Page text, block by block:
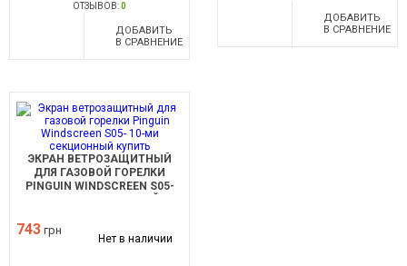
ОТЗЫВОВ:0
ДОБАВИТЬ
В СРАВНЕНИЕ
ДОБАВИТЬ
В СРАВНЕНИЕ
ЭКРАН ВЕТРОЗАЩИТНЫЙ
ДЛЯ ГАЗОВОЙ ГОРЕЛКИ
PINGUIN WINDSCREEN S05-
743 грн
Нет в наличии